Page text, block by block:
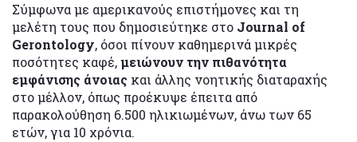
Σύμφωνα με αμερικανούς επιστήμονες και τη
μελέτη τους που δημοσιεύτηκε στο Journal of
Gerontology, όσοι πίνουν καθημερινά μικρές
ποσότητες καφέ,μειώνουν την πιθανότητα
εμφάνισης άνοιας και άλλης νοητικής διαταραχής
στο μέλλον, όπως προέκυψε έπειτα από
παρακολούθηση 6.500 ηλικιωμένων, άνω των 65
ετών, για 10 χρόνια.